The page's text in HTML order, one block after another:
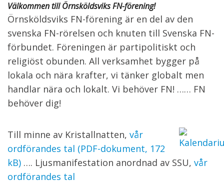
Välkommen till Örnsköldsviks FN-förening!
Örnsköldsviks FN-förening är en del av den
svenska FN-rörelsen och knuten till Svenska FN-
förbundet. Föreningen är partipolitiskt och
religiöst obunden. All verksamhet bygger på
lokala och nära krafter, vi tänker globalt men
handlar nära och lokalt. Vi behöver FN! …… FN
behöver dig!
Till minne av Kristallnatten, vår
ordförandes tal (PDF-dokument, 172
kB) …. Ljusmanifestation anordnad av SSU, vår
ordförandes tal